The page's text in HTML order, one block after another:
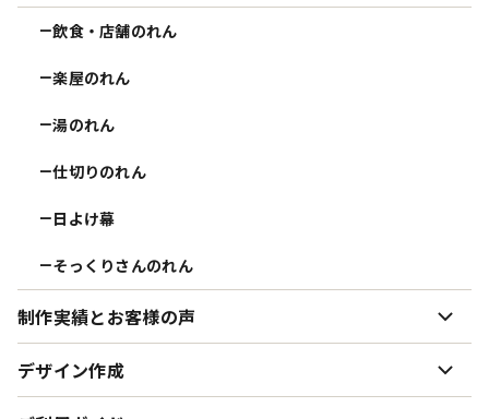
ー飲食・店舗のれん
ー楽屋のれん
ー湯のれん
ー仕切りのれん
ー日よけ幕
ーそっくりさんのれん
制作実績とお客様の声
ー制作実績とお客様の声
ー お客様インタビュー まるめんさむらい様
デザイン作成